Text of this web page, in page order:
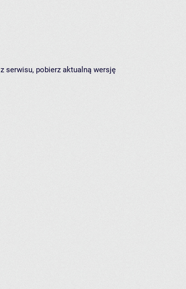
serwisu, pobierz aktualną wersję